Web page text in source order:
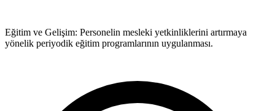
Eğitim ve Gelişim: Personelin mesleki yetkinliklerini artırmaya
yönelik periyodik eğitim programlarının uygulanması.